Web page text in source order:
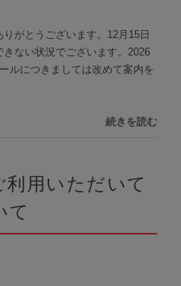
がとうございます。12月15日
ない状況でございます。2026
ルにつきましては改めて案内を
続きを読む
用いただいて
て